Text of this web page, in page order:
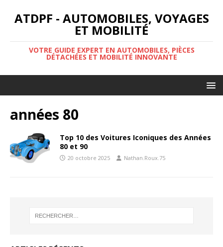
ATDPF - AUTOMOBILES, VOYAGES
ET MOBILITÉ
VOTRE GUIDE EXPERT EN AUTOMOBILES, PIÈCES
DÉTACHÉES ET MOBILITÉ INNOVANTE
années 80
Top 10 des Voitures Iconiques des Années
80 et 90
20 octobre 2025 Nathan.Roux.75